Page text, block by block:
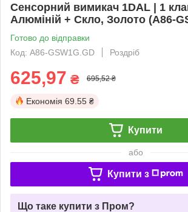
Сенсорний вимикач 1DAL | 1
Алюміній + Скло, Золото (A86-
Готово до відправки
Код: A86-GSW1G.GD
Роздріб
625,97 ₴ 695,52 ₴
Економія 69.55 ₴
Купити
або
Купити з
Що таке купити з Пром?